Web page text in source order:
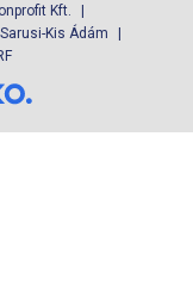
Kft.
Kis Ádám